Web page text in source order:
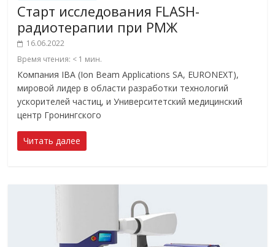
Старт исследования FLASH-
радиотерапии при РМЖ
16.06.2022
Время чтения: < 1 мин.
Компания IBA (Ion Beam Applications SA, EURONEXT),
мировой лидер в области разработки технологий
ускорителей частиц, и Университетский медицинский
центр Гронингского
Читать далее